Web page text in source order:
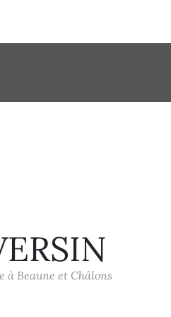
à Beaune et Châlons